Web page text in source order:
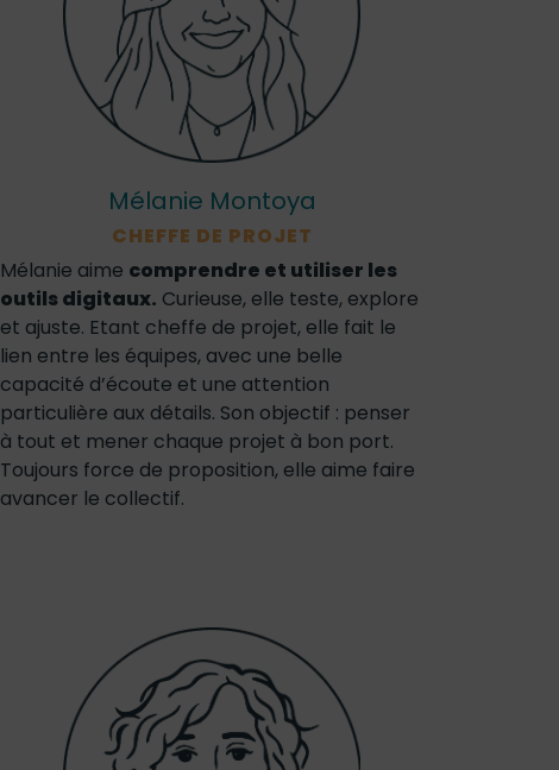
Mélanie Montoya
CHEFFE DE PROJET
Mélanie aime comprendre et utiliser les
outils digitaux. Curieuse, elle teste, explore
et ajuste. Etant cheffe de projet, elle fait le
lien entre les équipes, avec une belle
capacité d’écoute et une attention
particulière aux détails. Son objectif : penser
à tout et mener chaque projet à bon port.
Toujours force de proposition, elle aime faire
avancer le collectif.